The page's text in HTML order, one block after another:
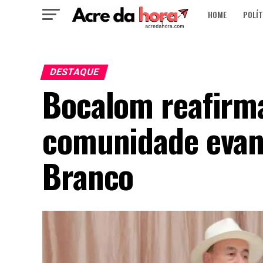
HOME
DESTAQUE
Bocalom
comunidade
Branco